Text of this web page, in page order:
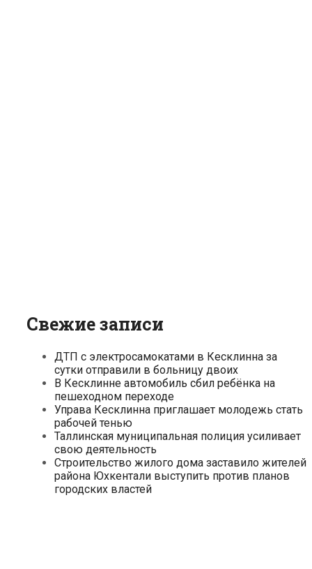
Свежие записи
ДТП с электросамокатами в Кесклинна за
сутки отправили в больницу двоих
В Кесклинне автомобиль сбил ребёнка на
пешеходном переходе
Управа Кесклинна приглашает молодежь стать
рабочей тенью
Таллинская муниципальная полиция усиливает
свою деятельность
Строительство жилого дома заставило жителей
района Юхкентали выступить против планов
городских властей